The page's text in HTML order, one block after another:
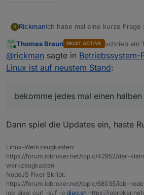
R RickmanIch habe mal eine kurze Frage
Kann man die auch irgendwo
schon gesucht, aber nichts
Mich nervt es, wenn ich nach
Herzinfarkt...
Online
Thomas Braun MOST ACTIVE schrieb am
zuletzt
@rickman sagte in Betriebssystem-
Linux ist auf neustem Stand:
bekomme jedes mal einen
Dann spiel die Updates ein, haste
Linux-Werkzeugkasten:
https://forum.iobroker.net/topic/42952/der-
werkzeugkasten
NodeJS Fixer Skript:
https://forum.iobroker.net/topic/68035/iob-
iob_diag: curl -sLf -o diag.sh https://